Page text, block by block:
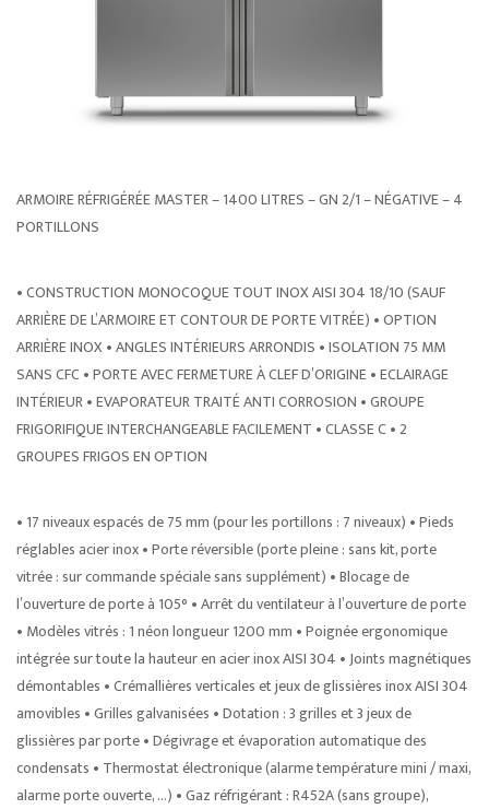
ARMOIRE RÉFRIGÉRÉE MASTER – 1400 LITRES – GN 2/1 – NÉGATIVE – 4
PORTILLONS
• CONSTRUCTION MONOCOQUE TOUT INOX AISI 304 18/10 (SAUF
ARRIÈRE DE L’ARMOIRE ET CONTOUR DE PORTE VITRÉE) • OPTION
ARRIÈRE INOX • ANGLES INTÉRIEURS ARRONDIS • ISOLATION 75 MM
SANS CFC • PORTE AVEC FERMETURE À CLEF D’ORIGINE • ECLAIRAGE
INTÉRIEUR • EVAPORATEUR TRAITÉ ANTI CORROSION • GROUPE
FRIGORIFIQUE INTERCHANGEABLE FACILEMENT • CLASSE C • 2
GROUPES FRIGOS EN OPTION
• 17 niveaux espacés de 75 mm (pour les portillons : 7 niveaux) • Pieds
réglables acier inox • Porte réversible (porte pleine : sans kit, porte
vitrée : sur commande spéciale sans supplément) • Blocage de
l’ouverture de porte à 105° • Arrêt du ventilateur à l’ouverture de porte
• Modèles vitrés : 1 néon longueur 1200 mm • Poignée ergonomique
intégrée sur toute la hauteur en acier inox AISI 304 • Joints magnétiques
démontables • Crémallières verticales et jeux de glissières inox AISI 304
amovibles • Grilles galvanisées • Dotation : 3 grilles et 3 jeux de
glissières par porte • Dégivrage et évaporation automatique des
condensats • Thermostat électronique (alarme température mini / maxi,
alarme porte ouverte, …) • Gaz réfrigérant : R452A (sans groupe),